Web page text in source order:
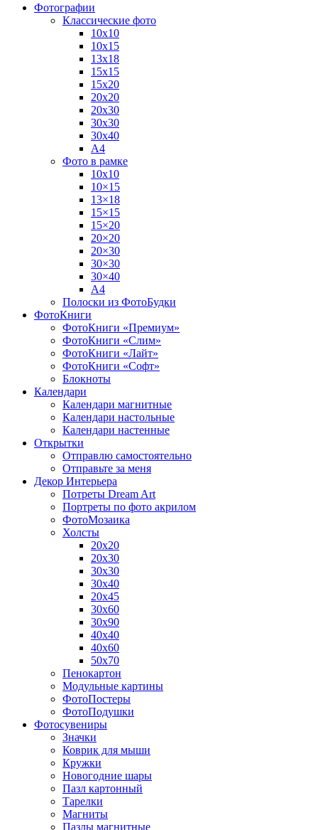
Фотографии
Классические фото
10х10
10х15
13х18
15х15
15х20
20х20
20х30
30х30
30х40
А4
Фото в рамке
10х10
10×15
13×18
15×15
15×20
20×20
20×30
30×30
30×40
A4
Полоски из ФотоБудки
ФотоКниги
ФотоКниги «Премиум»
ФотоКниги «Слим»
ФотоКниги «Лайт»
ФотоКниги «Софт»
Блокноты
Календари
Календари магнитные
Календари настольные
Календари настенные
Открытки
Отправлю самостоятельно
Отправьте за меня
Декор Интерьера
Потреты Dream Art
Портреты по фото акрилом
ФотоМозаика
Холсты
20х20
20х30
30х30
30х40
20х45
30х60
30х90
40х40
40х60
50х70
Пенокартон
Модульные картины
ФотоПостеры
ФотоПодушки
Фотоcувениры
Значки
Коврик для мыши
Кружки
Новогодние шары
Пазл картонный
Тарелки
Магниты
Пазлы магнитные